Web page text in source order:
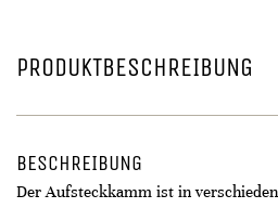
PRODUKTBESCHREIBUNG
BESCHREIBUNG
Der Aufsteckkamm ist in